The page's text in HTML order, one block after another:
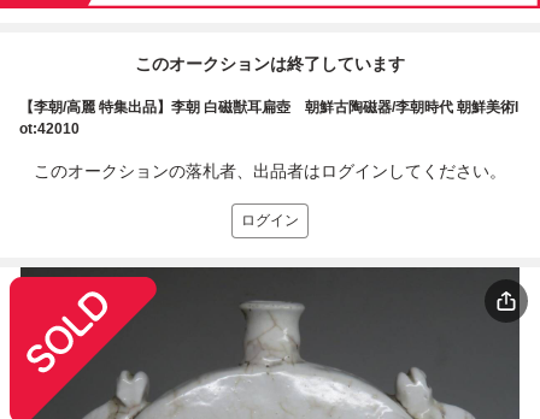
このオークションは終了しています
【李朝/高麗 特集出品】李朝 白磁獣耳扁壺 朝鮮古陶磁器/李朝時代 朝鮮美術l
ot:42010
このオークションの落札者、出品者はログインしてください。
ログイン